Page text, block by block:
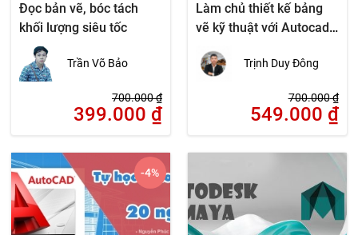
Đọc bản vẽ, bóc tách
khối lượng siêu tốc
Trần Võ Bảo
700.000₫
399.000 ₫
Làm chủ thiết kế bảng
vẽ kỹ thuật với Autocad
Trịnh Duy Đông
700.000₫
549.000 ₫
-4%